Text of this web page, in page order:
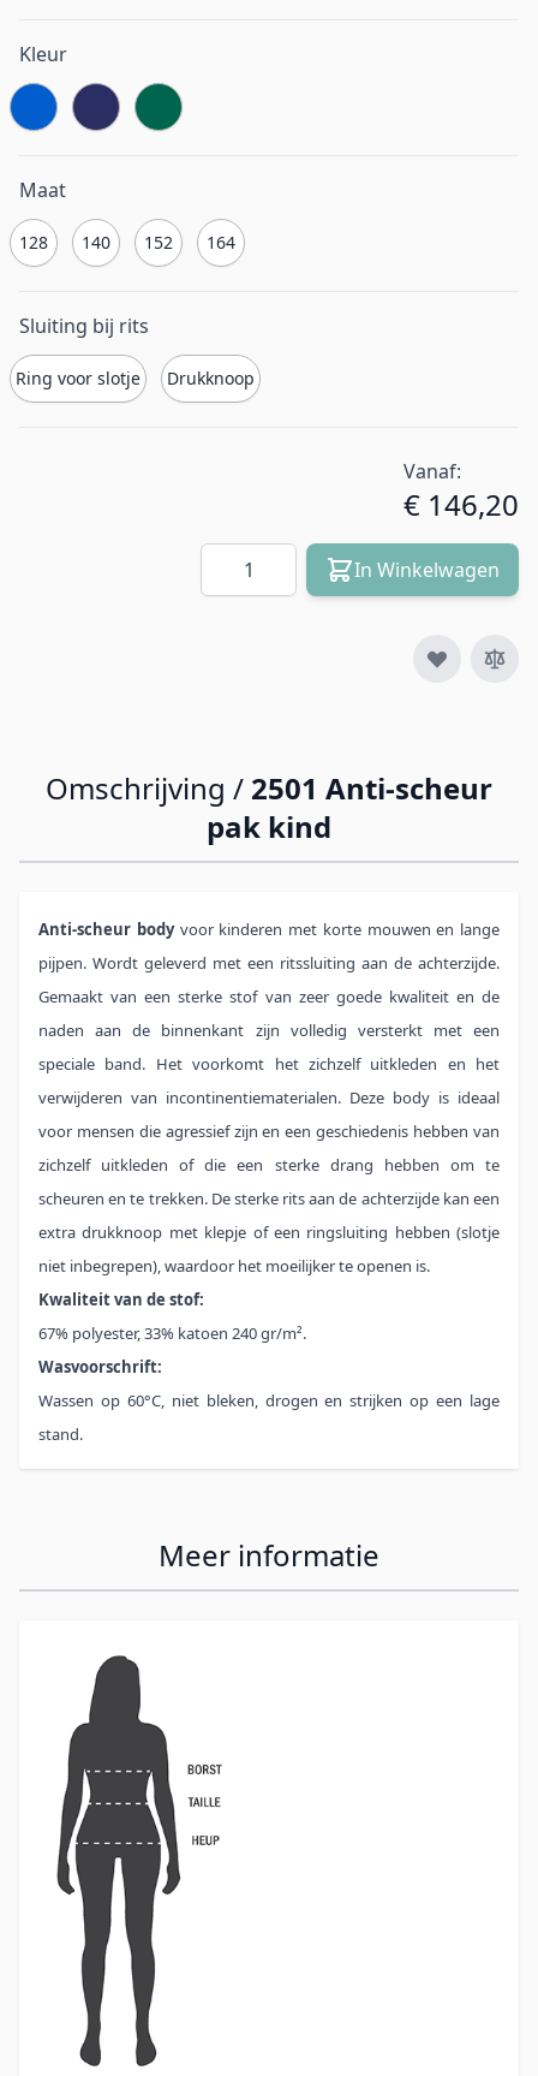
Kleur
Maat
128 140 152 164
Sluiting bij rits
Ring voor slotje Drukknoop
Vanaf:
€ 146,20
Aantal In Winkelwagen
Omschrijving / 2501 Anti-scheur
pak kind
Anti-scheur bodyvoor kinderen met korte mouwen en lange
pijpen. Wordt geleverd met een ritssluiting aan de achterzijde.
Gemaakt van een sterke stof van zeer goede kwaliteit en de
naden aan de binnenkant zijn volledig versterkt met een
speciale band. Het voorkomt het zichzelf uitkleden en het
verwijderen van incontinentiematerialen. Deze body is ideaal
voor mensen die agressief zijn en een geschiedenis hebben van
zichzelf uitkleden of die een sterke drang hebben om te
scheuren en te trekken. De sterke rits aan de achterzijde kan een
extra drukknoop met klepje of een ringsluiting hebben (slotje
niet inbegrepen), waardoor het moeilijker te openen is.
Kwaliteit van de stof:
67% polyester, 33% katoen 240 gr/m².
Wasvoorschrift:
Wassen op 60°C, niet bleken, drogen en strijken op een lage
stand.
Meer informatie